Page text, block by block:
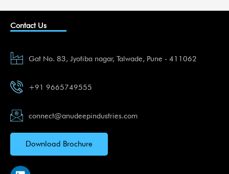
Contact Us
Gat No. 83, Jyotiba nagar, Talwade, Pune - 411062
+91 9665749555
connect@anudeepindustries.com
Download Brochure
L